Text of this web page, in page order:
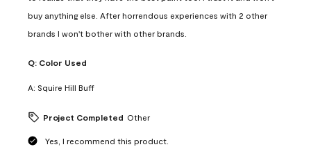
buy anything else. After horrendous experiences with 2 other
brands I won't bother with other brands.
Q: Color Used
A: Squire Hill Buff
Project Completed Other
Yes, I recommend this product.